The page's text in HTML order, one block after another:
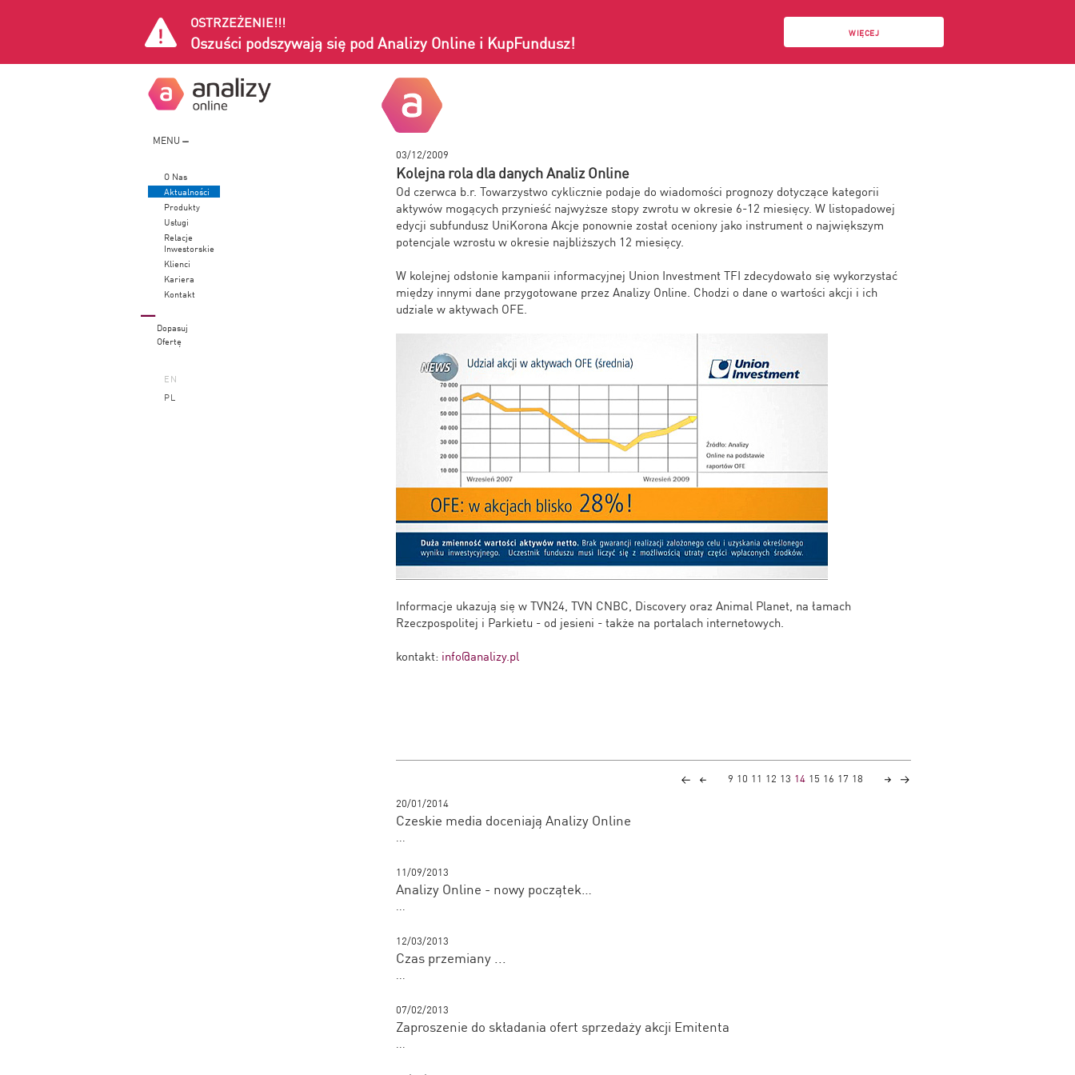
OSTRZEŻENIE!!!
Oszuści podszywają się pod Analizy Online i KupFundusz! WIĘCEJ
MENU
O Nas
Aktualności
Produkty
Usługi
Relacje
Inwestorskie
Klienci
Kariera
Kontakt
Dopasuj
Ofertę
EN
PL
03/12/2009
Kolejna rola dla danych Analiz Online
Od czerwca b.r. Towarzystwo cyklicznie podaje do wiadomości prognozy dotyczące kategorii
aktywów mogących przynieść najwyższe stopy zwrotu w okresie 6-12 miesięcy. W listopadowej
edycji subfundusz UniKorona Akcje ponownie został oceniony jako instrument o największym
potencjale wzrostu w okresie najbliższych 12 miesięcy.
W kolejnej odsłonie kampanii informacyjnej Union Investment TFI zdecydowało się wykorzystać
między innymi dane przygotowane przez Analizy Online. Chodzi o dane o wartości akcji i ich
udziale w aktywach OFE.
Informacje ukazują się w TVN24, TVN CNBC, Discovery oraz Animal Planet, na łamach
Rzeczpospolitej i Parkietu - od jesieni - także na portalach internetowych.
kontakt: info@analizy.pl
9 10 11 12 13 14 15 16 17 18
20/01/2014
Czeskie media doceniają Analizy Online
...
11/09/2013
Analizy Online - nowy początek…
...
12/03/2013
Czas przemiany ...
...
07/02/2013
Zaproszenie do składania ofert sprzedaży akcji Emitenta
...